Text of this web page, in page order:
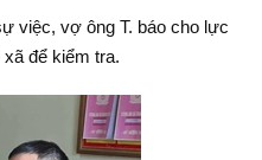
việc, vợ ông T. báo cho lực
để kiểm tra.